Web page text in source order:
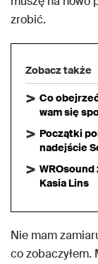
zrobić.
Zobacz także
Co
wam się
Początki
nadejście
WROsound
Kasia Lins
Nie mam
co zobaczyłem.